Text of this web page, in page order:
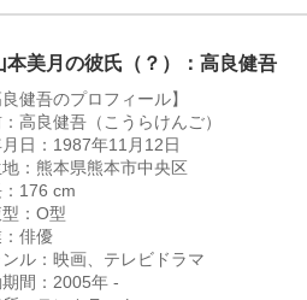
美月の彼氏（？）：高良健吾
良健吾のプロフィール】
高良健吾（こうらけんご）
日：1987年11月12日
：熊本県熊本市中央区
176 cm
型：O型
俳優
ル：映画、テレビドラマ
間：2005年 -